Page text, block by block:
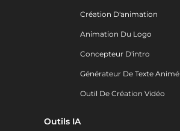
Création D'animation
Animation Du Logo
Concepteur D'intro
Générateur De Texte Animé
Outil De Création Vidéo
Outils IA